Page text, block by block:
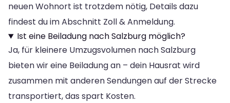
neuen Wohnort ist trotzdem nötig, Details dazu
findest du im Abschnitt Zoll & Anmeldung.
Ist eine Beiladung nach Salzburg möglich?
Ja, für kleinere Umzugsvolumen nach Salzburg
bieten wir eine Beiladung an – dein Hausrat wird
zusammen mit anderen Sendungen auf der Strecke
transportiert, das spart Kosten.